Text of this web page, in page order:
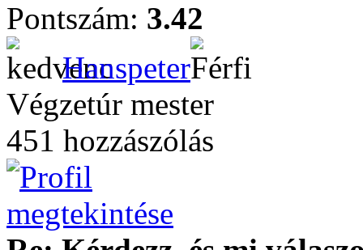
Pontszám: 3.42
Hanspeter
Végzetúr mester
451 hozzászólás